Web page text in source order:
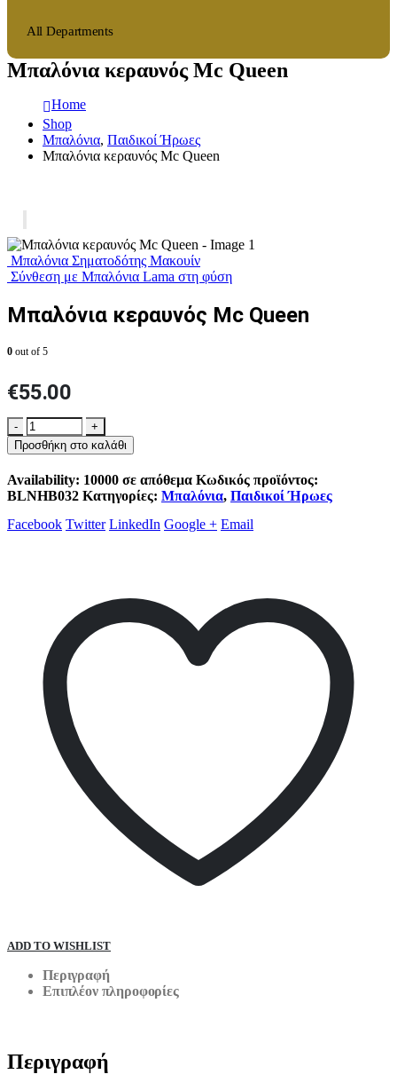
All Departments
Μπαλόνια κεραυνός Mc Queen
Home
Shop
Μπαλόνια, Παιδικοί Ήρωες
Μπαλόνια κεραυνός Mc Queen
Μπαλόνια Σηματοδότης Μακουίν
Σύνθεση με Μπαλόνια Lama στη φύση
Μπαλόνια κεραυνός Mc Queen
0 out of 5
€55.00
-
+
Προσθήκη στο καλάθι
Availability: 10000 σε απόθεμα Κωδικός προϊόντος:
BLNHB032 Κατηγορίες: Μπαλόνια, Παιδικοί Ήρωες
Facebook Twitter LinkedIn Google + Email
ADD TO WISHLIST
Περιγραφή
Επιπλέον πληροφορίες
Περιγραφή